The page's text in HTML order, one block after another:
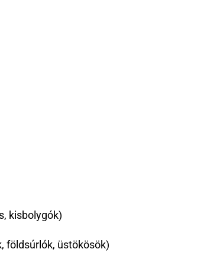
kisbolygók)
földsúrlók, üstökösök)